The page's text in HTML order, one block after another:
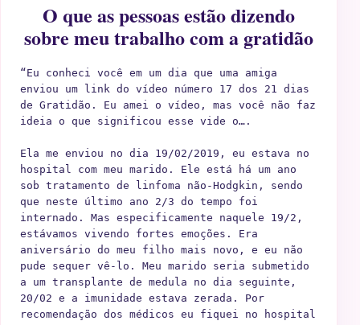
O que as pessoas estão dizendo
sobre meu trabalho com a gratidão
“Eu conheci você em um dia que uma amiga
enviou um link do vídeo número 17 dos 21 dias
de Gratidão. Eu amei o vídeo, mas você não faz
ideia o que significou esse vide o….
Ela me enviou no dia 19/02/2019, eu estava no
hospital com meu marido. Ele está há um ano
sob tratamento de linfoma não-Hodgkin, sendo
que neste último ano 2/3 do tempo foi
internado. Mas especificamente naquele 19/2,
estávamos vivendo fortes emoções. Era
aniversário do meu filho mais novo, e eu não
pude sequer vê-lo. Meu marido seria submetido
a um transplante de medula no dia seguinte,
20/02 e a imunidade estava zerada. Por
recomendação dos médicos eu fiquei no hospital